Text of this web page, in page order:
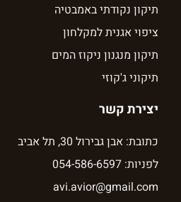
תיקון נקודתי באמבטיה
ציפוי אגנית למקלחון
תיקון מנגנון ניקוז המים
תיקוני ג'קוזי
יצירת קשר
כתובת: אבן גבירול 30, תל אביב
לפניות: 054-586-6597
avi.avior@gmail.com